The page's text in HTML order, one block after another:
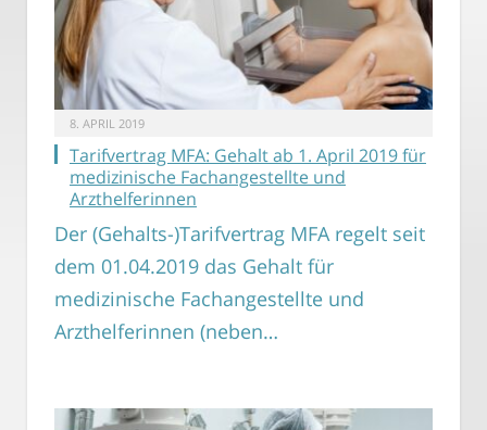
8. APRIL 2019
Tarifvertrag MFA: Gehalt ab 1. April 2019 für
medizinische Fachangestellte und
Arzthelferinnen
Der (Gehalts-)Tarifvertrag MFA regelt seit
dem 01.04.2019 das Gehalt für
medizinische Fachangestellte und
Arzthelferinnen (neben…